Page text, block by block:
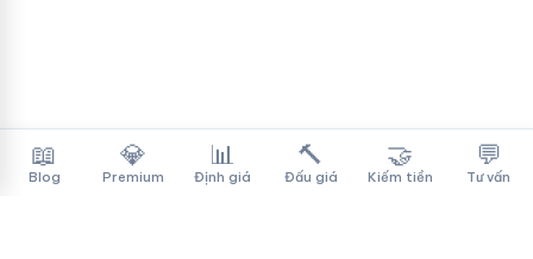
📖
Blog
💎
Premium
📊
Định giá
🔨
Đấu giá
🤝
Kiếm tiền
💬
Tư vấn